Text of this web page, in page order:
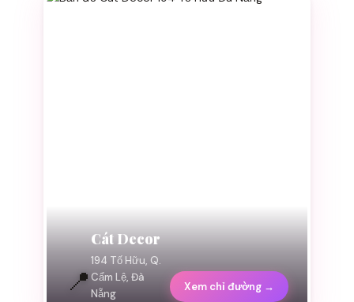
📍
Cát Decor
194 Tố Hữu, Q.
Cẩm Lệ, Đà
Nẵng
Xem chỉ đường →